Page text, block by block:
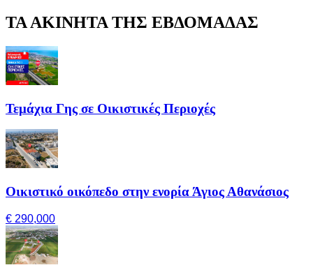
ΤΑ ΑΚΙΝΗΤΑ ΤΗΣ ΕΒΔΟΜΑΔΑΣ
Τεμάχια Γης σε Οικιστικές Περιοχές
Οικιστικό οικόπεδο στην ενορία Άγιος Αθανάσιος
€ 290,000